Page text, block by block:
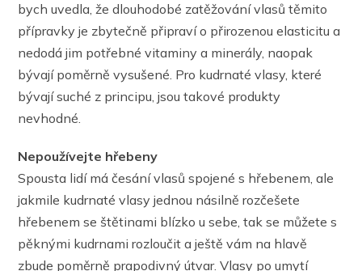
bych uvedla, že dlouhodobé zatěžování vlasů těmito
přípravky je zbytečně připraví o přirozenou elasticitu a
nedodá jim potřebné vitaminy a minerály, naopak
bývají poměrně vysušené. Pro kudrnaté vlasy, které
bývají suché z principu, jsou takové produkty
nevhodné.
Nepoužívejte hřebeny
Spousta lidí má česání vlasů spojené s hřebenem, ale
jakmile kudrnaté vlasy jednou násilně rozčešete
hřebenem se štětinami blízko u sebe, tak se můžete s
pěknými kudrnami rozloučit a ještě vám na hlavě
zbude poměrně prapodivný útvar. Vlasy po umytí